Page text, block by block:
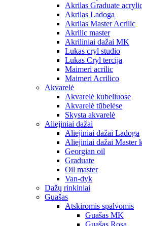
Akrilas Graduate
Akrilas Ladoga
Akrilas Master Acrilic
Akrilic master
Akriliniai dažai MK
Lukas cryl studio
Lukas Cryl tercija
Maimeri acrilic
Maimeri Acrilico
Akvarelė
Akvarelė kubeliuose
Akvarelė tūbelėse
Skysta akvarelė
Aliejiniai dažai
Aliejiniai dažai Ladoga
Aliejiniai dažai Master
Georgian oil
Graduate
Oil master
Van-dyk
Dažų rinkiniai
Guašas
Atskiromis spalvomis
Guašas MK